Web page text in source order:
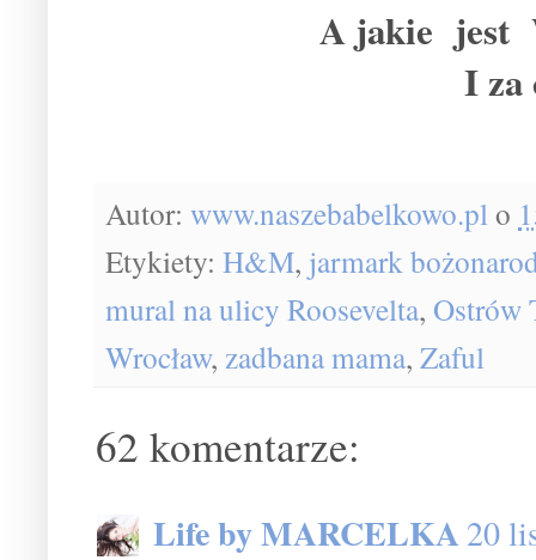
A jakie jest
I
Autor: www.naszebabelkowo.pl o
Etykiety: H&M, jarmark
mural na ulicy Roosevelta, Ostrów
Wrocław, zadbana mama, Zaful
62 komentarze:
Life by MARCELKA20